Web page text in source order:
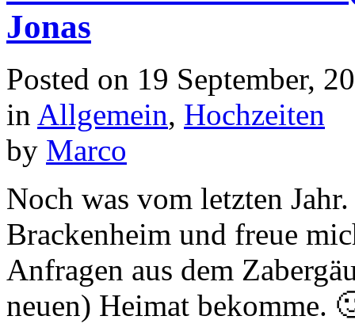
Jonas
Posted on 19 September,
in Allgemein, Hochzeiten
by Marco
Noch was vom letzten
Brackenheim und freue
Anfragen aus dem
neuen) Heimat bekomme.